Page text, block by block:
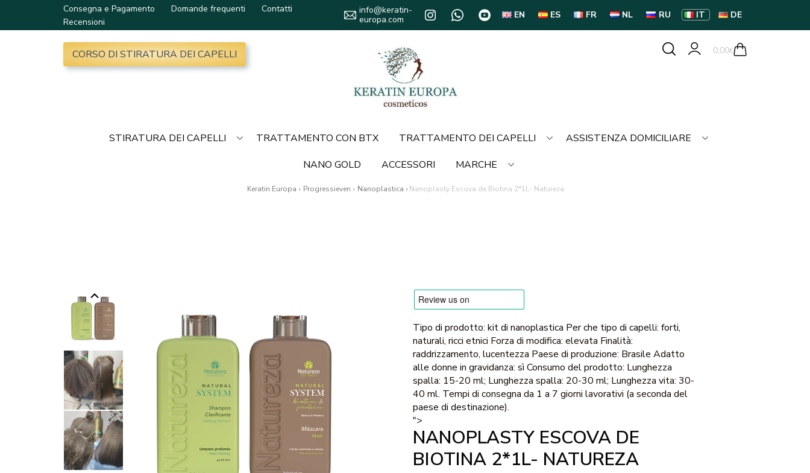
Consegna e Pagamento Domande frequenti
Contatti
Recensioni
info@keratin-
europa.com
EN ES FR NL RU IT DE
CORSO DI STIRATURA DEI CAPELLI 0,00€
STIRATURA DEI CAPELLI TRATTAMENTO CON BTX TRATTAMENTO DEI CAPELLI
ASSISTENZA DOMICILIARE
NANO GOLD
ACCESSORI MARCHE
Keratin Europa › Progressieven › Nanoplastica › Nanoplasty Escova de Biotina 2*1L- Natureza
Tipo di prodotto: kit di nanoplastica Per che tipo di capelli: forti,
naturali, ricci etnici Forza di modifica: elevata Finalità:
raddrizzamento, lucentezza Paese di produzione: Brasile Adatto
alle donne in gravidanza: sì Consumo del prodotto: Lunghezza
spalla: 15-20 ml; Lunghezza spalla: 20-30 ml; Lunghezza vita: 30-
40 ml. Tempi di consegna da 1 a 7 giorni lavorativi (a seconda del
paese di destinazione).
">
NANOPLASTY ESCOVA DE
BIOTINA 2*1L- NATUREZA